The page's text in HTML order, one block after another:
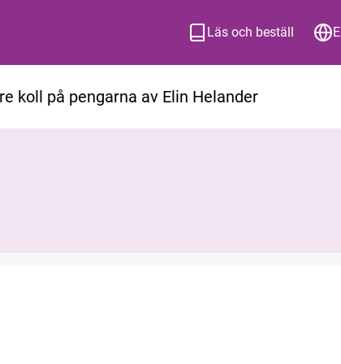
Läs och beställ
koll på pengarna av Elin Helander
hur du beställer